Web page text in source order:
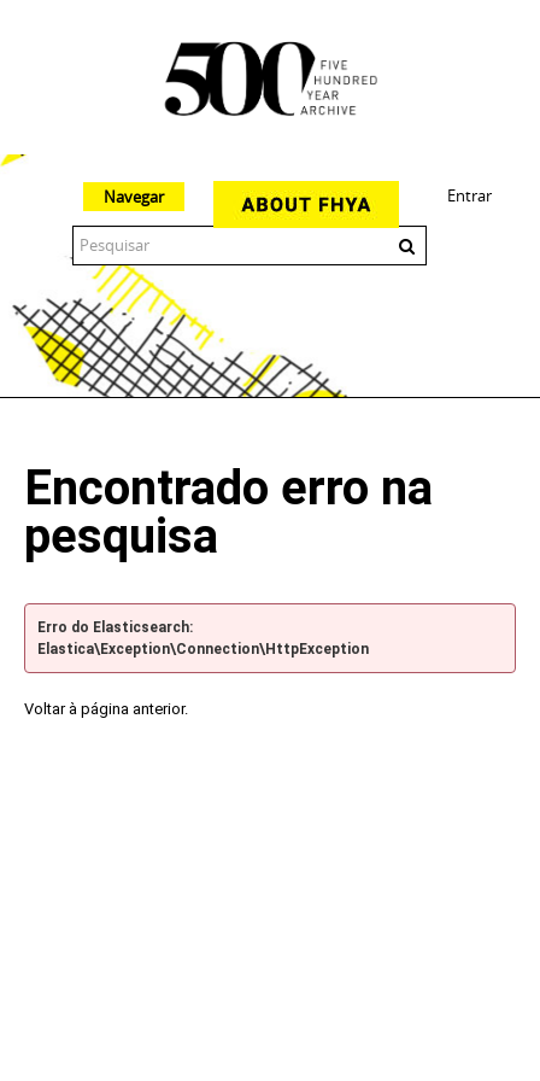
Entrar
Navegar
Encontrado erro na
pesquisa
Erro do Elasticsearch:
Elastica\Exception\Connection\HttpException
Voltar à página anterior.